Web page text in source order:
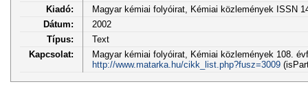
Kiadó:
Magyar kémiai folyóirat, Kémiai közlemények ISSN
Dátum:
2002
Típus:
Text
Kapcsolat:
Magyar kémiai folyóirat, Kémiai közlemények 108.
http://www.matarka.hu/cikk_list.php?fusz=3009